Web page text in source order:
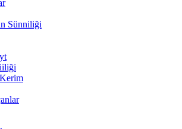
Sünniliği